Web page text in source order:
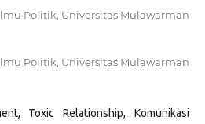
Politik, Universitas Mulawarman
Politik, Universitas Mulawarman
Toxic Relationship, Komunikasi